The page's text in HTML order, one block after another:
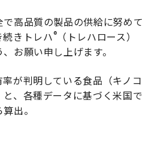
高品質の製品の供給に努めて
きトレハ®
（トレハロース）
お願い申し上げます。
が判明している食品（キノコ
、各種データに基づく米国で
出。